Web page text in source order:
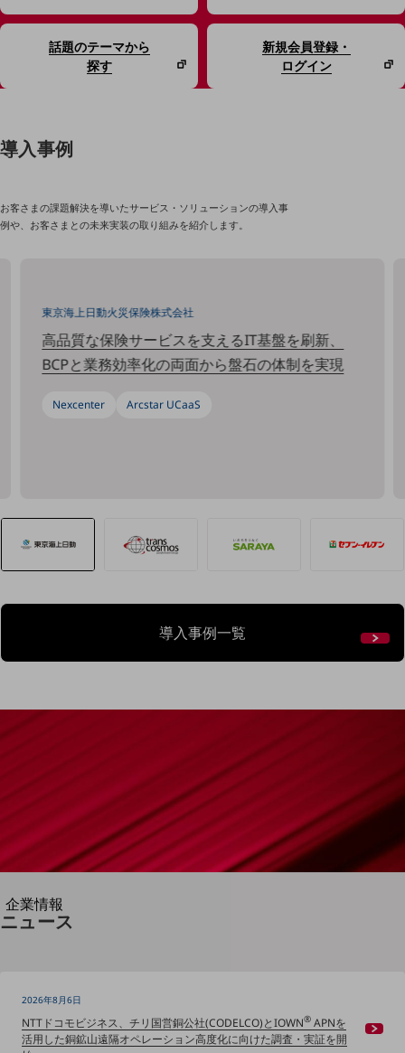
課題やニーズに合ったサービスをご紹介し、
中堅中小企業のビジネスをサポート！
お悩みから見つける
お悩みから見つけるTOP
リモート・ハイブリッドワーク
セキュリティ
業界から見つけるTOP
小売・卸売業
ゲーム感覚で見つける
ビジネスお悩み診断
モバイル・ICTサービスをオンラインで
相談・申し込みができるバーチャルショップ
はじめての方へ
100回線以上のお問い合わせ・お見積りはこちら
別ウィンドウで開きます
企業情報
企業情報TOP
組織
沿革
話題のテーマから
探す
新規会員登録・
ログイン
導入事例
お客さまの課題解決を導いたサービス・ソリューションの導入事
例や、お客さまとの未来実装の取り組みを紹介します。
東京海上日動火災保険株式会社
高品質な保険サービスを支えるIT基盤を刷新、
BCPと業務効率化の両面から盤石の体制を実現
Nexcenter Arcstar UCaaS
導入事例一覧
ニュース
2026年8月6日
NTTドコモビジネス、チリ国営銅公社(CODELCO)とIOWN® APNを
活用した銅鉱山遠隔オペレーション高度化に向けた調査・実証を開